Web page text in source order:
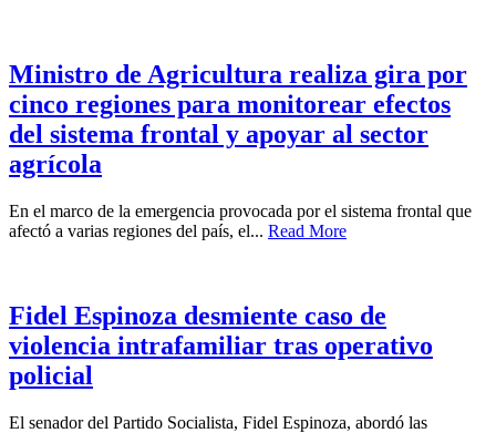
Ministro de Agricultura realiza gira por
cinco regiones para monitorear efectos
del sistema frontal y apoyar al sector
agrícola
En el marco de la emergencia provocada por el sistema frontal que
afectó a varias regiones del país, el... Read More
Fidel Espinoza desmiente caso de
violencia intrafamiliar tras operativo
policial
El senador del Partido Socialista, Fidel Espinoza, abordó las